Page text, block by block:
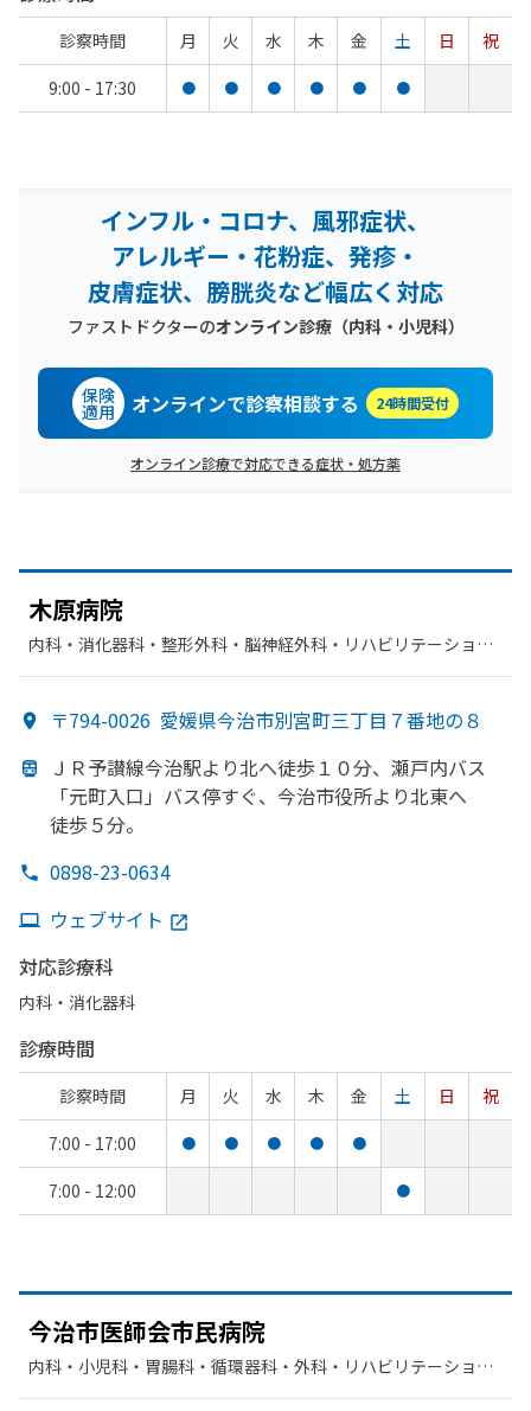
診察時間 月 火 水 木 金 土 日
祝
9:00 - 17:30
● ● ● ● ● ●
インフル・コロナ、風邪症状、
アレルギー・花粉症、発疹・
皮膚症状、膀胱炎など幅広く対応
ファストドクターのオンライン診療（内科・小児科）
保険
適用 オンラインで診察相談する 24時間受付
オンライン診療で対応できる症状・処方薬
木原病院
内科・​消化器科・​整形外科・​脳神経外科・​リハビリテーショ
〒794-0026 愛媛県今治市別宮町三丁目７番地の８
ＪＲ予讃線今治駅より北へ徒歩１０分、 瀬戸内バス
「元町入口」 バス停すぐ、 今治市役所より北東へ
徒歩５分。
0898-23-0634
ウェブサイト
対応診療科
内科・​消化器科
診療時間
診察時間 月 火 水 木 金 土 日
祝
7:00 - 17:00
● ● ● ● ●
7:00 - 12:00 ●
今治市医師会市民病院
内科・​小児科・​胃腸科・​循環器科・​外科・​リハビリテーショ